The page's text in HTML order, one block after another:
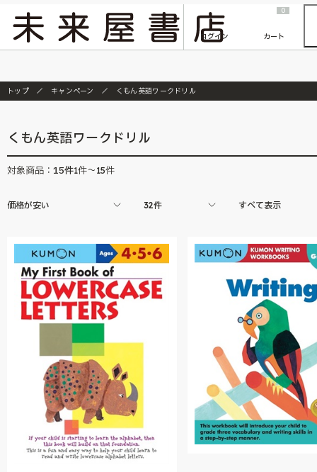
『ONE PIECE magazine 021 ONE PIECEカード付き同梱版』発売延期のご案内
ログイン
0
カート
トップ キャンペーン くもん英語ワークドリル
くもん英語ワークドリル
対象商品： 15件1件～15件
価格が安い 32件 すべて表示